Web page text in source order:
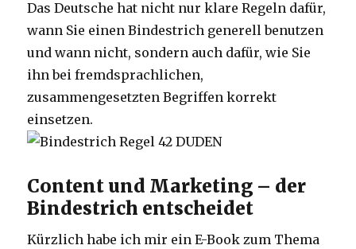
Das Deutsche hat nicht nur klare Regeln dafür,
wann Sie einen Bindestrich generell benutzen
und wann nicht, sondern auch dafür, wie Sie
ihn bei fremdsprachlichen,
zusammengesetzten Begriffen korrekt
einsetzen.
Content und Marketing – der
Bindestrich entscheidet
Kürzlich habe ich mir ein E-Book zum Thema